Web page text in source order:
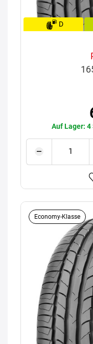
D
Auf Lager:
Economy-Klasse